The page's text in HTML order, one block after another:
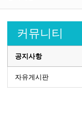
커뮤니티
공지사항
자유게시판